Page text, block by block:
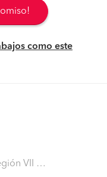
como este
- Cauquenes)